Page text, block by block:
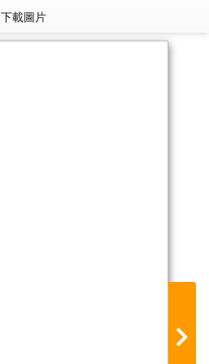
下載圖片